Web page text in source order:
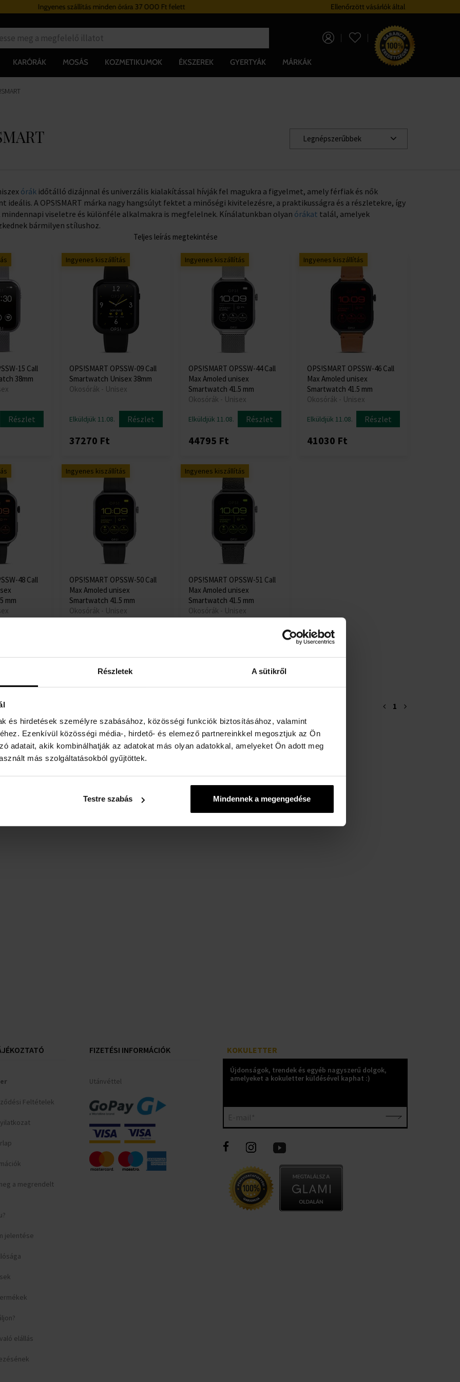
Részletek A sütikről
és hirdetések személyre szabásához, közösségi funkciók biztosításához, valamint
Ezenkívül közösségi média-, hirdető- és elemező partnereinkkel megosztjuk az Ön
adatait, akik kombinálhatják az adatokat más olyan adatokkal, amelyeket Ön adott meg
más szolgáltatásokból gyűjtöttek.
Testre szabás Mindennek a megengedése
37 000 Ft felett Hűségrendszer Ingyenes szállítás minden órára 37 000 Ft felett
Ellenőrzött vásárlók által
0 Ft
KARÓRÁK MOSÁS KOZMETIKUMOK ÉKSZEREK GYERTYÁK MÁRKÁK
Legnépszerűbbek
órák időtálló dizájnnal és univerzális kialakítással hívják fel magukra a figyelmet, amely férfiak és nők
ideális. A OPS!SMART márka nagy hangsúlyt fektet a minőségi kivitelezésre, a praktikusságra és a részletekre, így
mindennapi viseletre és különféle alkalmakra is megfelelnek. Kínálatunkban olyan órákat talál, amelyek
bármilyen stílushoz.
Teljes leírás megtekintése
15 Call
38mm
Részlet
Ingyenes kiszállítás
OPS!SMART OPSSW-09 Call
Smartwatch Unisex 38mm
Okosórák - Unisex
Elküldjük 11.08. Részlet
37270 Ft
Ingyenes kiszállítás
OPS!SMART OPSSW-44 Call
Max Amoled unisex
Smartwatch 41.5 mm
Okosórák - Unisex
Elküldjük 11.08. Részlet
44795 Ft
Ingyenes kiszállítás
OPS!SMART OPSSW-46 Call
Max Amoled unisex
Smartwatch 41.5 mm
Okosórák - Unisex
Elküldjük 11.08. Részlet
41030 Ft
48 Call
mm
Ingyenes kiszállítás
OPS!SMART OPSSW-50 Call
Max Amoled unisex
Smartwatch 41.5 mm
Okosórák - Unisex
Ingyenes kiszállítás
OPS!SMART OPSSW-51 Call
Max Amoled unisex
Smartwatch 41.5 mm
Okosórák - Unisex
1
Feltételek
a megrendelt
jelentése
elállás
FIZETÉSI INFORMÁCIÓK
Utánvéttel
KOKULETTER
Újdonságok, trendek és egyéb nagyszerű dolgok,
amelyeket a kokuletter küldésével kaphat :)